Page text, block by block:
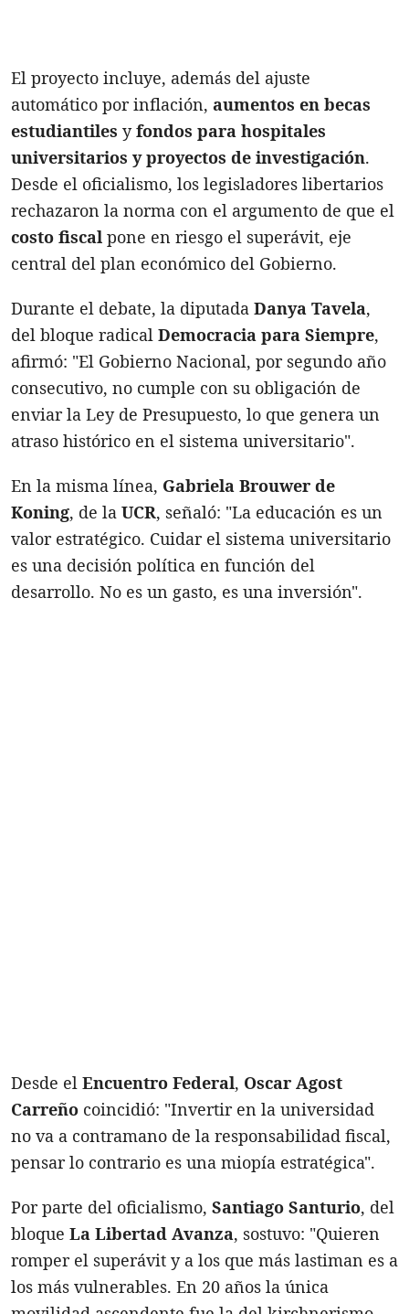
El proyecto incluye, además del ajuste
automático por inflación, aumentos en becas
estudiantiles yfondos para hospitales
universitarios y proyectos de investigación.
Desde el oficialismo, los legisladores libertarios
rechazaron la norma con el argumento de que el
costo fiscal pone en riesgo el superávit, eje
central del plan económico del Gobierno.
Durante el debate, la diputada Danya Tavela,
del bloque radical Democracia para Siempre,
afirmó: "El Gobierno Nacional, por segundo año
consecutivo, no cumple con su obligación de
enviar la Ley de Presupuesto, lo que genera un
atraso histórico en el sistema universitario".
En la misma línea, Gabriela Brouwer de
Koning, de la UCR, señaló: "La educación es un
valor estratégico. Cuidar el sistema universitario
es una decisión política en función del
desarrollo. No es un gasto, es una inversión".
Desde el Encuentro Federal, Oscar Agost
Carreño coincidió: "Invertir en la universidad
no va a contramano de la responsabilidad fiscal,
pensar lo contrario es una miopía estratégica".
Por parte del oficialismo, Santiago Santurio, del
bloque La Libertad Avanza, sostuvo: "Quieren
romper el superávit y a los que más lastiman es a
los más vulnerables. En 20 años la única